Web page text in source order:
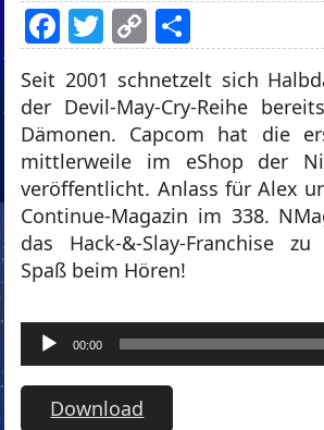
Facebook
Twitter
Copy
Link
Seit 2001 schnetzelt sich
der Devil-May-Cry-Reihe
Dämonen. Capcom hat die
mittlerweile im eShop der
veröffentlicht. Anlass für Alex
Continue-Magazin im 338.
das Hack-&-Slay-Franchise
Spaß beim Hören!
Audio-
Player
00:00
Download